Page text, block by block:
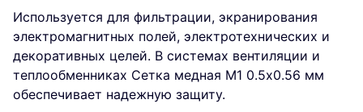
Используется для фильтрации, экранирования
электромагнитных полей, электротехнических и
декоративных целей. В системах вентиляции и
теплообменниках Сетка медная М1 0.5х0.56 мм
обеспечивает надежную защиту.